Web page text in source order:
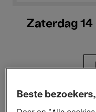
Zaterdag
Alle evenementen
Beste bezoekers,